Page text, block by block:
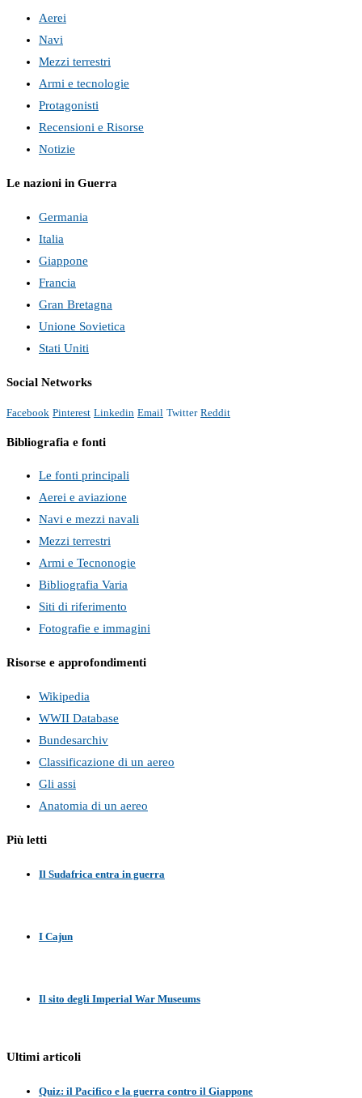
Aerei
Navi
Mezzi terrestri
Armi e tecnologie
Protagonisti
Recensioni e Risorse
Notizie
Le nazioni in Guerra
Germania
Italia
Giappone
Francia
Gran Bretagna
Unione Sovietica
Stati Uniti
Social Networks
Facebook Pinterest Linkedin Email Twitter Reddit
Bibliografia e fonti
Le fonti principali
Aerei e aviazione
Navi e mezzi navali
Mezzi terrestri
Armi e Tecnonogie
Bibliografia Varia
Siti di riferimento
Fotografie e immagini
Risorse e approfondimenti
Wikipedia
WWII Database
Bundesarchiv
Classificazione di un aereo
Gli assi
Anatomia di un aereo
Più letti
Il Sudafrica entra in guerra
I Cajun
Il sito degli Imperial War Museums
Ultimi articoli
Quiz: il Pacifico e la guerra contro il Giappone